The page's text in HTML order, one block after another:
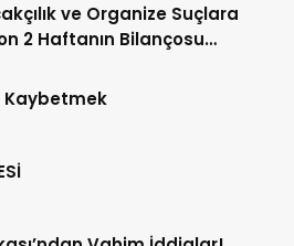
ve Organize Suçlara
2 Haftanın Bilançosu
Kaybetmek